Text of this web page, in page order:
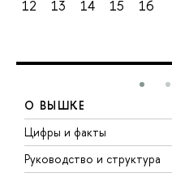
12
13 14 15 16
О ВЫШКЕ
Цифры и факты
Руководство и структура